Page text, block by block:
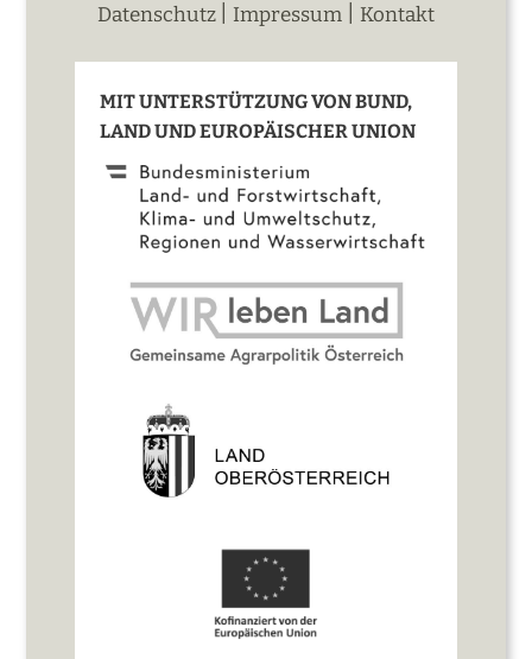
Datenschutz Impressum Kontakt
MIT UNTERSTÜTZUNG VON BUND,
LAND UND EUROPÄISCHER UNION